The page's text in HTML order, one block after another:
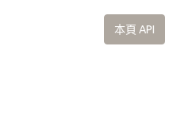
本頁 API